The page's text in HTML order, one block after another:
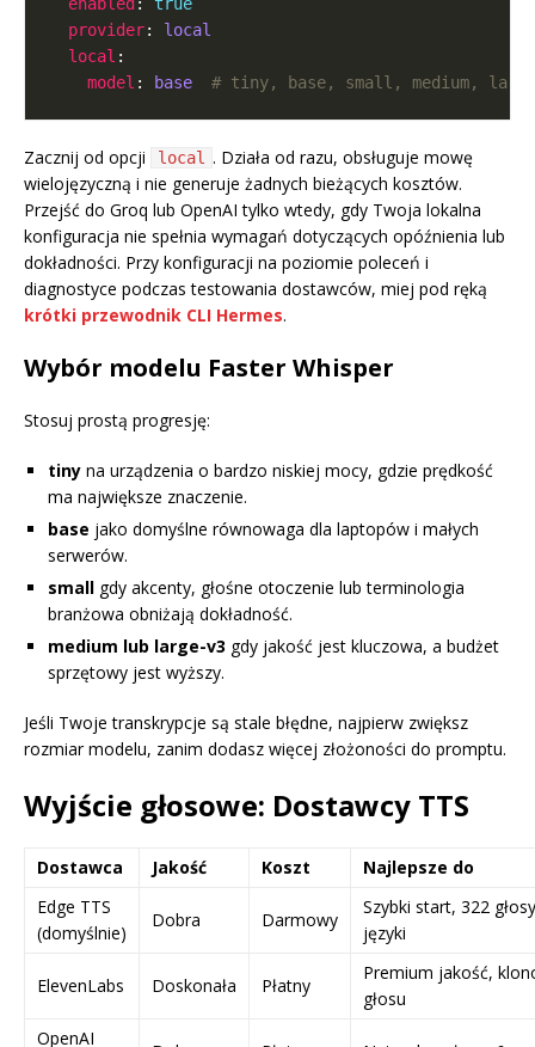
enabled : true
provider: local
local
model : base # tiny, base, small, medium,
Zacznij od opcji local . Działa od razu, obsługuje mowę
wielojęzyczną i nie generuje żadnych bieżących kosztów.
Przejść do Groq lub OpenAI tylko wtedy, gdy Twoja lokalna
konfiguracja nie spełnia wymagań dotyczących opóźnienia lub
dokładności. Przy konfiguracji na poziomie poleceń i
diagnostyce podczas testowania dostawców, miej pod ręką
krótki przewodnik CLI Hermes.
Wybór modelu Faster Whisper
Stosuj prostą progresję:
tiny na urządzenia o bardzo niskiej mocy, gdzie prędkość
ma największe znaczenie.
base jako domyślne równowaga dla laptopów i małych
serwerów.
small gdy akcenty, głośne otoczenie lub terminologia
branżowa obniżają dokładność.
medium lub large-v3 gdy jakość jest kluczowa, a budżet
sprzętowy jest wyższy.
Jeśli Twoje transkrypcje są stale błędne, najpierw zwiększ
rozmiar modelu, zanim dodasz więcej złożoności do promptu.
Wyjście głosowe: Dostawcy TTS
Dostawca Jakość Koszt
Najlepsze do
Edge TTS
(domyślnie)
Dobra Darmowy
Szybki start, 322
języki
ElevenLabs Doskonała Płatny
Premium jakość,
głosu
OpenAI